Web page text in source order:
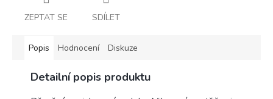
ZEPTAT SE SDÍLET
Popis Hodnocení Diskuze
Detailní popis produktu